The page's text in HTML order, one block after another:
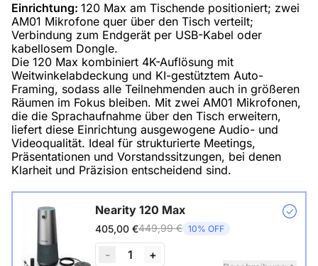
Einrichtung: 120 Max am Tischende positioniert; zwei
AM01 Mikrofone quer über den Tisch verteilt;
Verbindung zum Endgerät per USB-Kabel oder
kabellosem Dongle.
Die 120 Max kombiniert 4K-Auflösung mit
Weitwinkelabdeckung und KI-gestütztem Auto-
Framing, sodass alle Teilnehmenden auch in größeren
Räumen im Fokus bleiben. Mit zwei AM01 Mikrofonen,
die die Sprachaufnahme über den Tisch erweitern,
liefert diese Einrichtung ausgewogene Audio- und
Videoqualität. Ideal für strukturierte Meetings,
Präsentationen und Vorstandssitzungen, bei denen
Klarheit und Präzision entscheidend sind.
Nearity 120 Max
405,00 €449,99 € 10% OFF
- 1 +